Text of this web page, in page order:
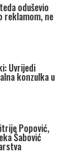
oduševio
reklamom, ne
Uvrijedi
konzulka u
Popović,
Šabović